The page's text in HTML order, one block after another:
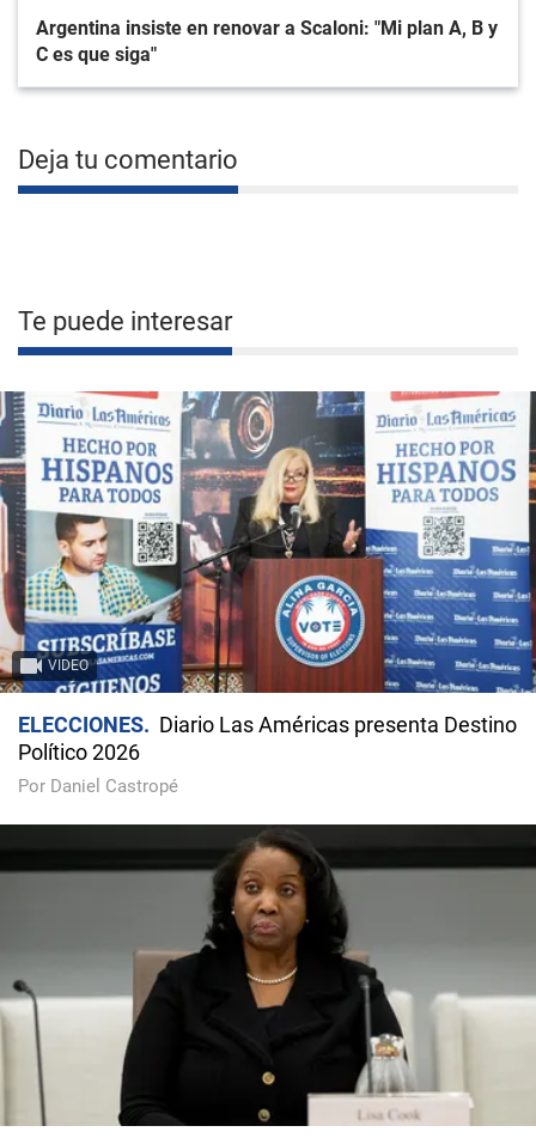
Argentina insiste en renovar a Scaloni: "Mi plan A, B y
C es que siga"
Deja tu comentario
Te puede interesar
VIDEO
ELECCIONES
Diario Las Américas presenta Destino
Político 2026
Por Daniel Castropé